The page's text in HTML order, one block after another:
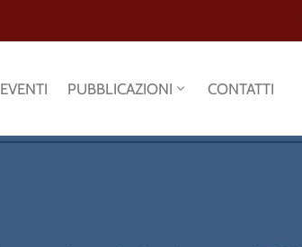
EVENTI PUBBLICAZIONI CONTATTI